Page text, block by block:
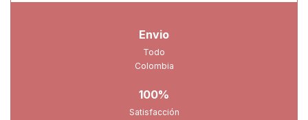
Envio
Todo
Colombia
100%
Satisfacción